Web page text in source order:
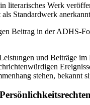
literarisches Werk
Standardwerk
Beitrag in der ADHS-
und Beiträge
stehen, bekannt